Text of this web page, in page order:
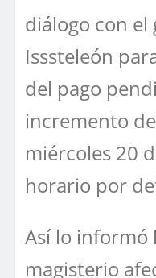
diálogo con el
Isssteleón
del pago
incremento
miércoles 20
horario por
Así lo informó
magisterio